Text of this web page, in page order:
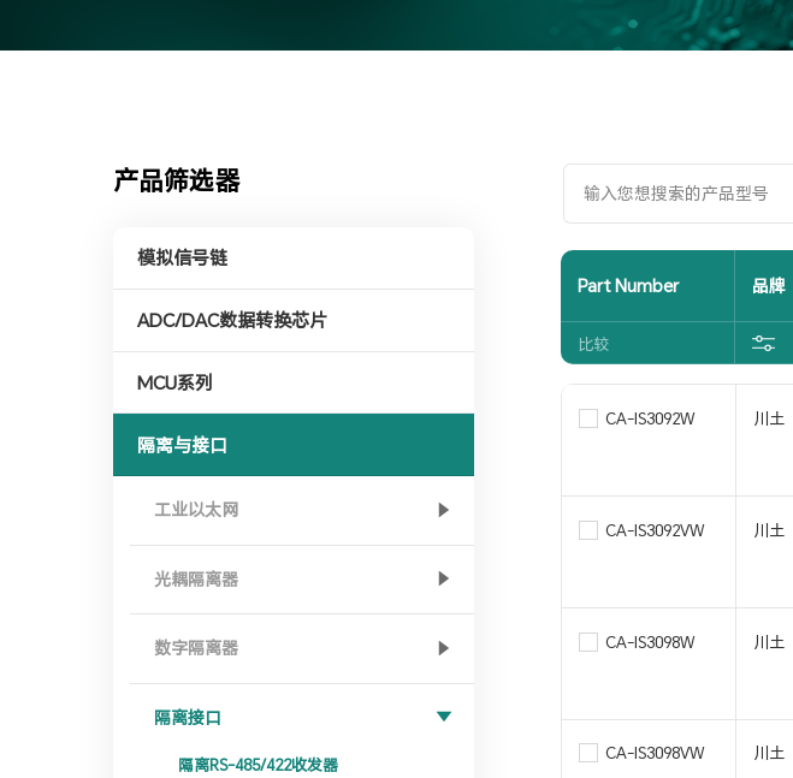
产品筛选器
模拟信号链
ADC/DAC数据转换芯片
MCU系列
隔离与接口
工业以太网
光耦隔离器
数字隔离器
隔离接口
隔离RS-485/422收发器
Part Number 品牌
比较
CA-IS3092W 川土
CA-IS3092VW 川土
CA-IS3098W 川土
CA-IS3098VW 川土